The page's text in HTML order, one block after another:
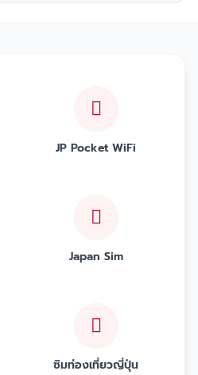
JP Pocket WiFi
Japan Sim
ซิมท่องเที่ยวญี่ปุ่น